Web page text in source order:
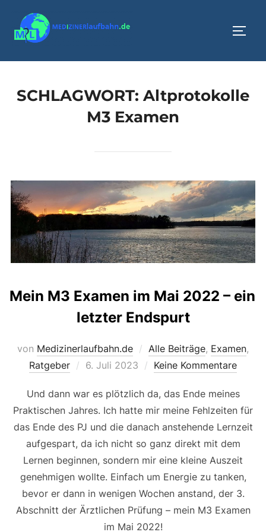
Inhalt
springen
SCHLAGWORT: Altprotokolle
M3 Examen
Mein M3 Examen im Mai 2022 – ein
letzter Endspurt
von Medizinerlaufbahn.de Alle Beiträge, Examen,
Ratgeber
Veröffentlicht
6. Juli 2023 Keine Kommentare
Und dann war es plötzlich da, das Ende meines
Praktischen Jahres. Ich hatte mir meine Fehlzeiten für
das Ende des PJ und die danach anstehende Lernzeit
aufgespart, da ich nicht so ganz direkt mit dem
Lernen beginnen, sondern mir eine kleine Auszeit
genehmigen wollte. Einfach um Energie zu tanken,
bevor er dann in wenigen Wochen anstand, der 3.
Abschnitt der Ärztlichen Prüfung – mein M3 Examen
im Mai 2022!